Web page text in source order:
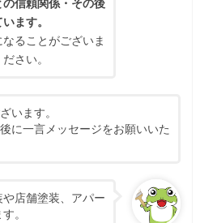
ます。
ることがございま
さい。
います。
に一言メッセージをお願いいた
店舗塗装、アパー
。